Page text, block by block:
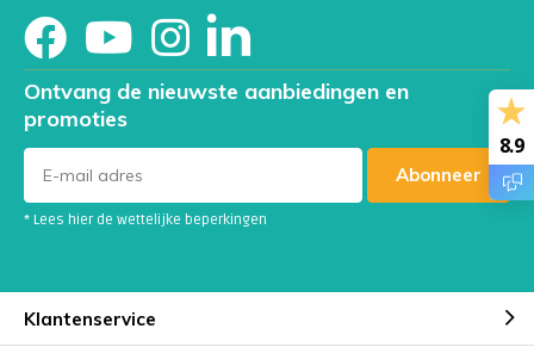
Ontvang de nieuwste aanbiedingen en
promoties
Abonneer
* Lees hier de wettelijke beperkingen
Klantenservice
8.9